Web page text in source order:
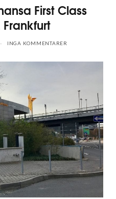
First Class
INGA KOMMENTARER